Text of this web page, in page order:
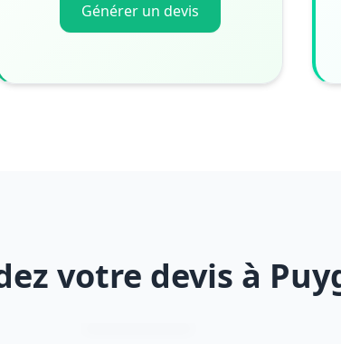
Générer un devis
votre devis à